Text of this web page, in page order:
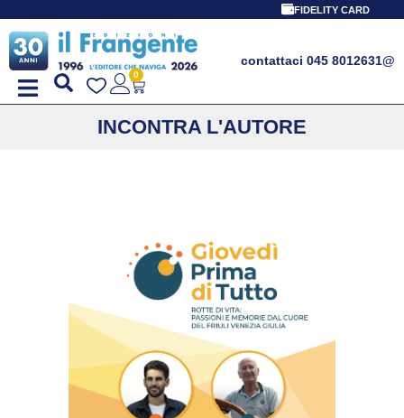
FIDELITY CARD
contattaci 045 8012631@
0
INCONTRA L'AUTORE